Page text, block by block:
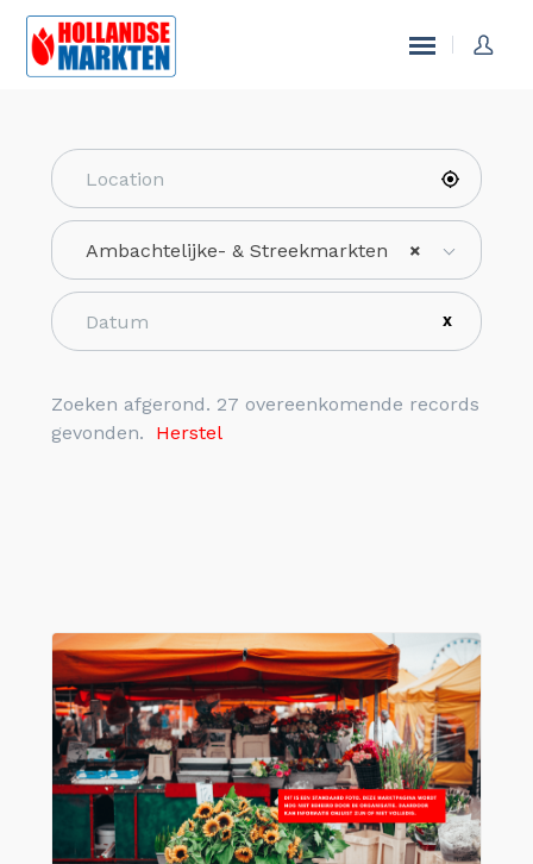
×
Ambachtelijke- & Streekmarkten
X
Zoeken afgerond. 27 overeenkomende records
gevonden.
Herstel